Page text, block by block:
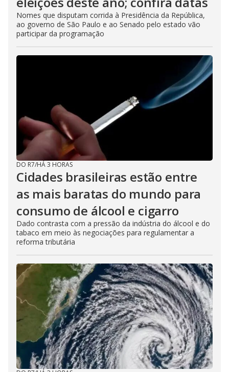
Nomes que disputam corrida à Presidência da República,
ao governo de São Paulo e ao Senado pelo estado vão
participar da programação
DO R7/HÁ 3 HORAS
Cidades brasileiras estão entre
as mais baratas do mundo para
consumo de álcool e cigarro
Dado contrasta com a pressão da indústria do álcool e do
tabaco em meio às negociações para regulamentar a
reforma tributária